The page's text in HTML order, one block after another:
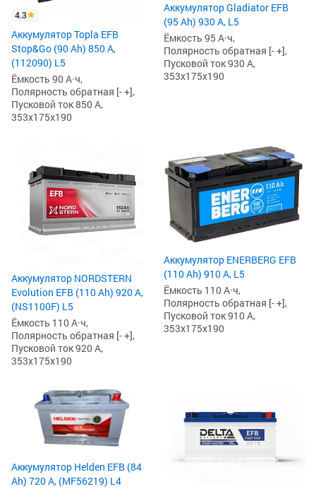
4.3
Аккумулятор Topla EFB
Stop&Go (90 Ah) 850 А,
(112090) L5
Ёмкость 90 А·ч,
Полярность обратная [- +],
Пусковой ток 850 А,
353x175x190
Аккумулятор Gladiator EFB
(95 Ah) 930 А, L5
Ёмкость 95 А·ч,
Полярность обратная [- +],
Пусковой ток 930 А,
353x175x190
Аккумулятор NORDSTERN
Evolution EFB (110 Ah) 920 А,
(NS1100F) L5
Ёмкость 110 А·ч,
Полярность обратная [- +],
Пусковой ток 920 А,
353x175x190
Аккумулятор ENERBERG EFB
(110 Ah) 910 А, L5
Ёмкость 110 А·ч,
Полярность обратная [- +],
Пусковой ток 910 А,
353x175x190
Аккумулятор Helden EFB (84
Ah) 720 А, (MF56219) L4